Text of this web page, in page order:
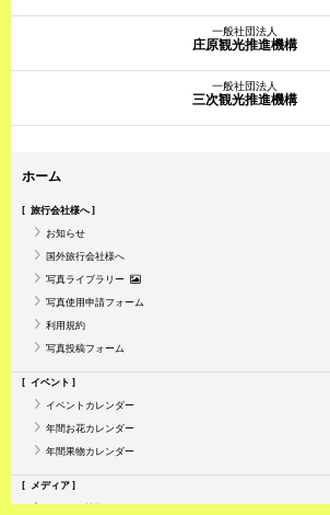
一般社団法人
庄原観光推進機構
一般社団法人
三次観光推進機構
ホーム
旅行会社様へ
お知らせ
国外旅行会社様へ
写真ライブラリー
写真使用申請フォーム
利用規約
写真投稿フォーム
イベント
イベントカレンダー
年間お花カレンダー
年間果物カレンダー
メディア